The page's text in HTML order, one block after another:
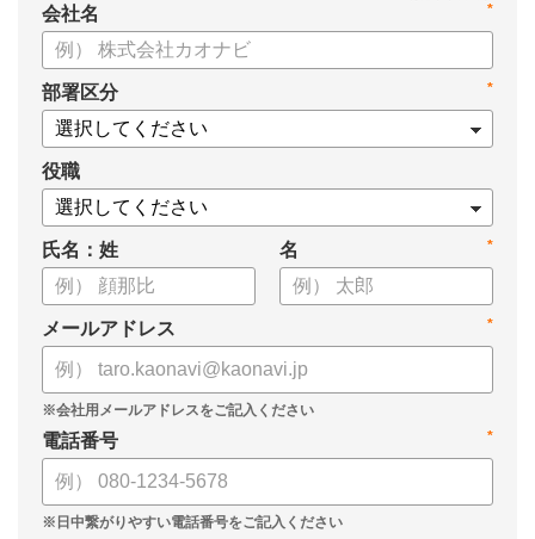
に役立つ生成AI活用術を紹介しています。
生成AI利用時のポイントや注意事項もまとめているため、これ
から始める方も安心です。評価シートフォーマットの作成や素
案の生成など、コピペで使えるプロンプトも収録！
生成AIを「壁打ち相手」や「作業アシスタント」にして、明日か
らの人事業務を効率化してみませんか？
【資料の内容】
・人事担当者に聞いた「生成AI活用に関する実態調査」
・生成AI利用における注意点やルール
・今日から使えるプロンプト集（人事評価、エンゲージメント業
務）
*
会社名
*
部署区分
役職
氏名：姓 *
名
*
メールアドレス
*
電話番号